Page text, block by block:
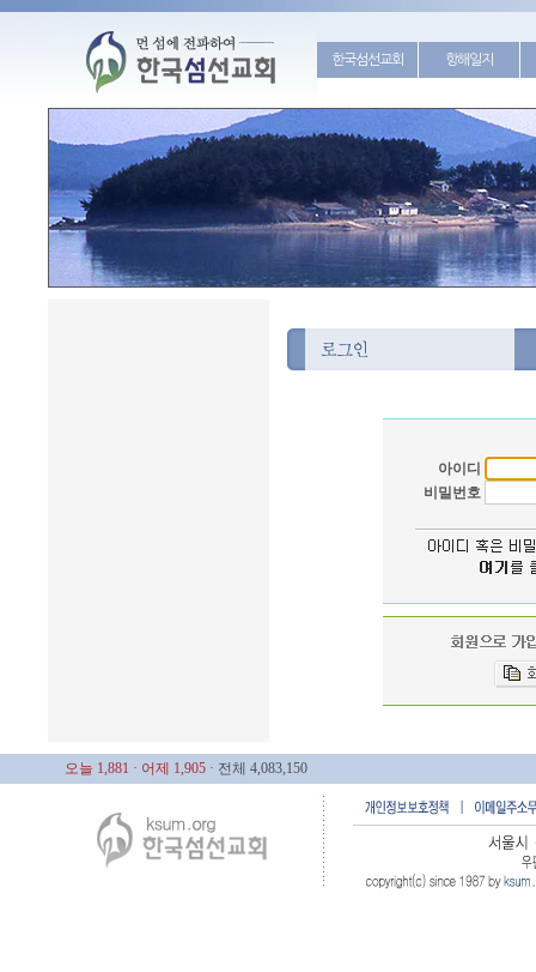
한국섬선교회 항해일지
아이디
비밀번호
오늘 1,881 · 어제 1,905 · 전체 4,083,150